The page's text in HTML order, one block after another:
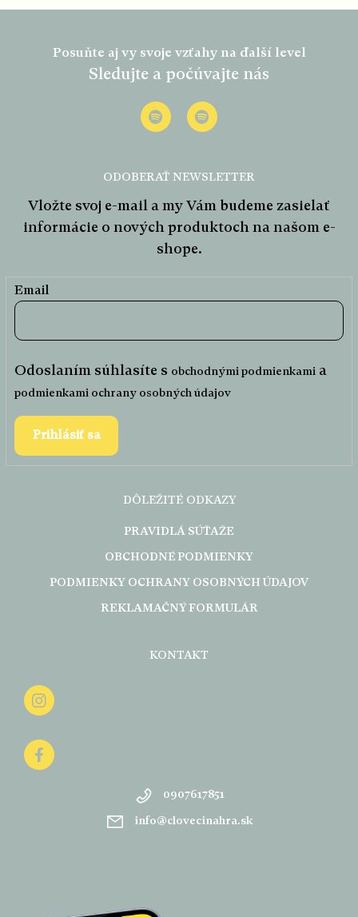
ODOBERAŤ NEWSLETTER
Vložte svoj e-mail a my Vám budeme zasielať
informácie o nových produktoch na našom e-
shope.
Email
Odoslaním súhlasíte s obchodnými podmienkami a
podmienkami ochrany osobných údajov
Prihlásiť sa
DÔLEŽITÉ ODKAZY
PRAVIDLÁ SÚŤAŽE
OBCHODNÉ PODMIENKY
PODMIENKY OCHRANY OSOBNÝCH ÚDAJOV
REKLAMAČNÝ FORMULÁR
KONTAKT
info@clovecinahra.sk
0907617851
Posuňte aj vy svoje vzťahy na ďalší level
Sledujte a počúvajte nás